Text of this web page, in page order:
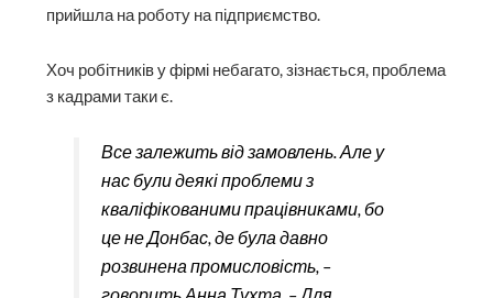
прийшла на роботу на підприємство.
Хоч робітників у фірмі небагато, зізнається, проблема
з кадрами таки є.
Все залежить від замовлень. Але у
нас були деякі проблеми з
кваліфікованими працівниками, бо
це не Донбас, де була давно
розвинена промисловість, –